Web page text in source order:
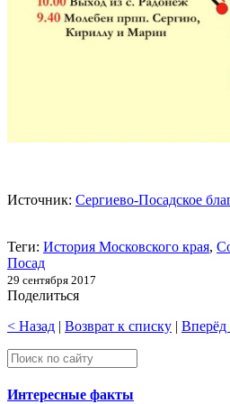
Источник: Сергиево-Посадское
Теги: История Московского края,
Посад
29 сентября 2017
Поделиться
< Назад | Возврат к списку | Вперёд
Интересные факты